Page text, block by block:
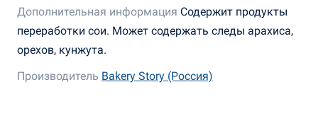
Дополнительная информация Содержит продукты
переработки сои. Может содержать следы арахиса,
орехов, кунжута.
Производитель Bakery Story (Россия)